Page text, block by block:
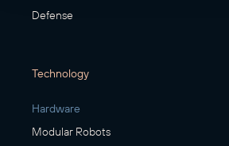
Defense
Technology
Hardware
Modular Robots